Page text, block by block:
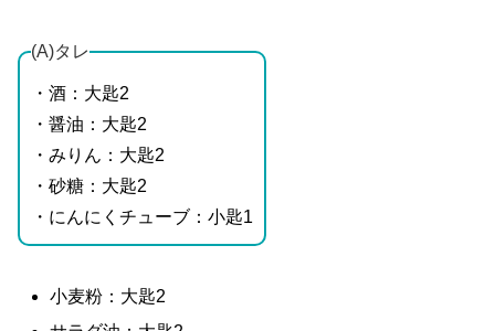
(A)タレ
・酒：大匙2
・醤油：大匙2
・みりん：大匙2
・砂糖：大匙2
・にんにくチューブ：小匙1
小麦粉：大匙2